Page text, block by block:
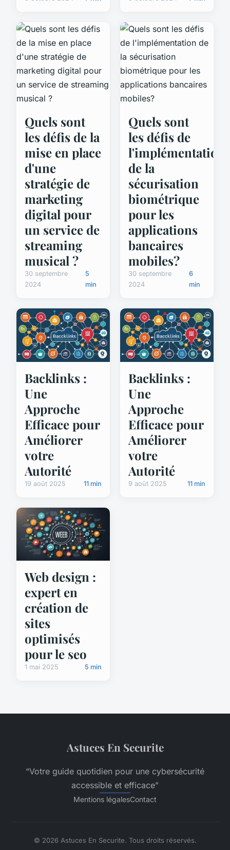
Quels sont
les défis de la
mise en place
d'une
stratégie de
marketing
digital pour
un service de
streaming
musical ?
30 septembre
2024
5
min
Quels sont
les défis de
l'implémentation
de la
sécurisation
biométrique
pour les
applications
bancaires
mobiles?
30 septembre
2024
6
min
Backlinks :
Une
Approche
Efficace pour
Améliorer
votre
Autorité
19 août 2025 11 min
Backlinks :
Une
Approche
Efficace pour
Améliorer
votre
Autorité
9 août 2025 11 min
Web design :
expert en
création de
sites
optimisés
pour le seo
1 mai 2025 5 min
Astuces En Securite
“Votre guide quotidien pour une cybersécurité
accessible et efficace”
Mentions légalesContact
© 2026 Astuces En Securite. Tous droits réservés.